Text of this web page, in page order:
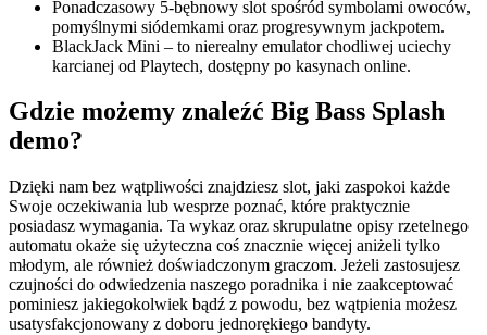
Ponadczasowy 5-bębnowy slot spośród symbolami owoców,
pomyślnymi siódemkami oraz progresywnym jackpotem.
BlackJack Mini – to nierealny emulator chodliwej uciechy
karcianej od Playtech, dostępny po kasynach online.
Gdzie możemy znaleźć Big Bass Splash
demo?
Dzięki nam bez wątpliwości znajdziesz slot, jaki zaspokoi każde
Swoje oczekiwania lub wesprze poznać, które praktycznie
posiadasz wymagania. Ta wykaz oraz skrupulatne opisy rzetelnego
automatu okaże się użyteczna coś znacznie więcej aniżeli tylko
młodym, ale również doświadczonym graczom. Jeżeli zastosujesz
czujności do odwiedzenia naszego poradnika i nie zaakceptować
pominiesz jakiegokolwiek bądź z powodu, bez wątpienia możesz
usatysfakcjonowany z doboru jednorękiego bandyty.